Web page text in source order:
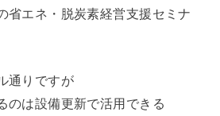
省エネ・脱炭素経営支援セミナ
通りですが
のは設備更新で活用できる